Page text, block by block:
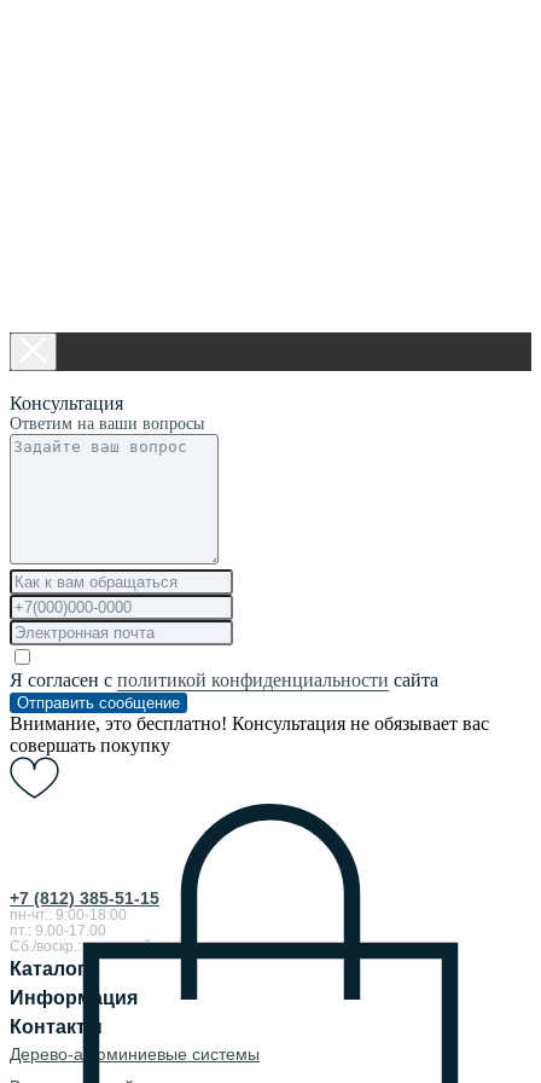
+7 (812) 385-51-15
пн-чт.: 9:00-18:00
пт.: 9.00-17.00
Сб./воскр.: выходной
Каталог
Информация
Контакты
Дерево-алюминиевые системы
Консультация
Ответим на ваши вопросы
Я согласен с политикой конфиденциальности сайта
Отправить сообщение
Внимание, это бесплатно! Консультация не обязывает вас
совершать покупку